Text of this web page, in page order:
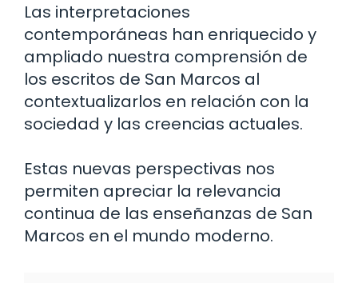
Las interpretaciones
contemporáneas han enriquecido y
ampliado nuestra comprensión de
los escritos de San Marcos al
contextualizarlos en relación con la
sociedad y las creencias actuales.
Estas nuevas perspectivas nos
permiten apreciar la relevancia
continua de las enseñanzas de San
Marcos en el mundo moderno.